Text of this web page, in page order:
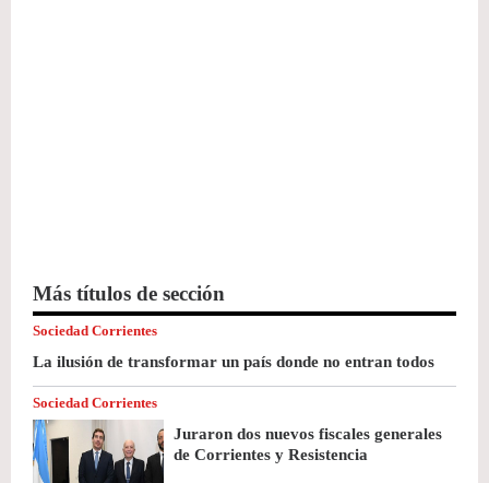
Más títulos de sección
Sociedad Corrientes
La ilusión de transformar un país donde no entran todos
Sociedad Corrientes
Juraron dos nuevos fiscales generales
de Corrientes y Resistencia